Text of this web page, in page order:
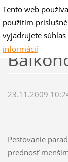
V-hano flog &
Fotografie pre
23.11.2009
Pestovanie
prednosť
Tento web
použitím
vyjadrujete
informácií